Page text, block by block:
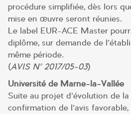
procédure simplifiée, dès lors
mise en œuvre seront réunies.
Le label EUR-ACE Master
diplôme, sur demande de
même période.
(AVIS N° 2017/05-03)
Université de Marne-la-Vallée
Suite au projet d’évolution de la
confirmation de l’avis